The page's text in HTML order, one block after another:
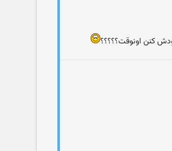
كنن اونوقت؟؟؟؟؟